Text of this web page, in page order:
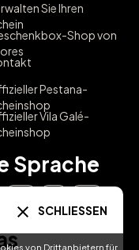
von Drittanbietern für
Sie Ihren
Shop von
Pestana-
Vila Galé-
Sprache
FR
SCHLIESSEN